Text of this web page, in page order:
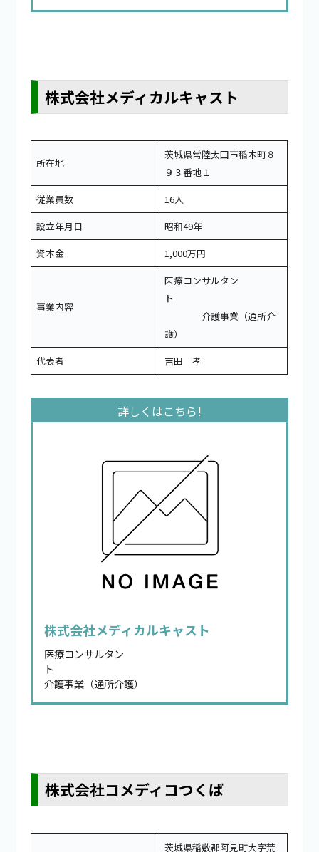
株式会社メディカルキャスト
所在地
茨城県常陸太田市稲木町８
９３番地１
従業員数
16人
設立年月日
昭和49年
資本金
1,000万円
事業内容
医療コンサルタン
ト
介護事業（通所介
護）
代表者
吉田 孝
株式会社メディカルキャスト
医療コンサルタン
ト
介護事業（通所介護）
株式会社コメディコつくば
茨城県稲敷郡阿見町大字荒